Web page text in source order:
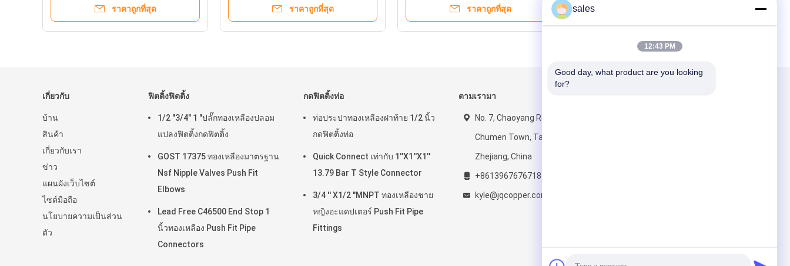
ราคาถูกที่สุด ราคาถูกที่สุด ราคาถูกที่สุด
เกี่ยวกับ
บ้าน
สินค้า
เกี่ยวกับเรา
ข่าว
แผนผังเว็บไซต์
ไซต์มือถือ
นโยบายความเป็นส่วน
ตัว
ฟิตติ้งฟิตติ้ง
1/2 "3/4" 1 "ปลั๊กทองเหลืองปลอม
แปลงฟิตติ้งกดฟิตติ้ง
GOST 17375 ทองเหลืองมาตรฐาน
Nsf Nipple Valves Push Fit
Elbows
Lead Free C46500 End Stop 1
นิ้วทองเหลือง Push Fit Pipe
Connectors
กดฟิตติ้งท่อ
ท่อประปาทองเหลืองฝาท้าย 1/2 นิ้ว
กดฟิตติ้งท่อ
Quick Connect เท่ากับ 1''X1''X1''
13.79 Bar T Style Connector
3/4 '' X1/2 "MNPT ทองเหลืองชาย
หญิงอะแดปเตอร์ Push Fit Pipe
Fittings
ตามเรามา
No. 7, Chaoyang Road,
Chumen Town, Taizhou,
Zhejiang, China
+8613967676718
kyle@jqcopper.com
sales
12:43 PM
Good day, what product are you looking
for?